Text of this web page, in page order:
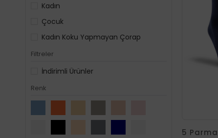
Kadın
Çocuk
Kadın Koku Yapmayan Çorap
Filtreler
İndirimli Ürünler
Renk